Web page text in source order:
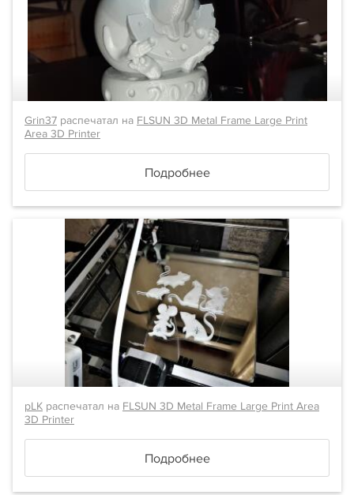
Grin37 распечатал на FLSUN 3D Metal Frame Large Print
Area 3D Printer
Подробнее
pLK распечатал на FLSUN 3D Metal Frame Large Print Area
3D Printer
Подробнее